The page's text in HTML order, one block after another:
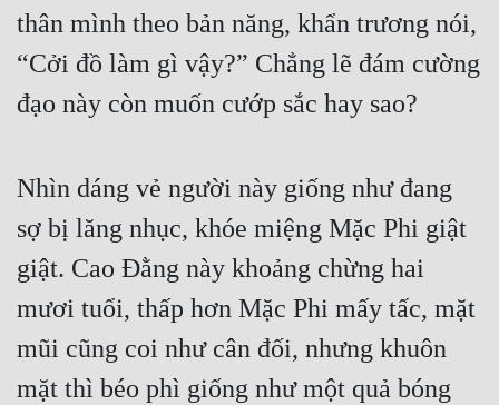
thân mình theo bản năng, khẩn trương nói,
“Cởi đồ làm gì vậy?” Chẳng lẽ đám cường
đạo này còn muốn cướp sắc hay sao?
Nhìn dáng vẻ người này giống như đang
sợ bị lăng nhục, khóe miệng Mặc Phi giật
giật. Cao Đằng này khoảng chừng hai
mươi tuổi, thấp hơn Mặc Phi mấy tấc, mặt
mũi cũng coi như cân đối, nhưng khuôn
mặt thì béo phì giống như một quả bóng